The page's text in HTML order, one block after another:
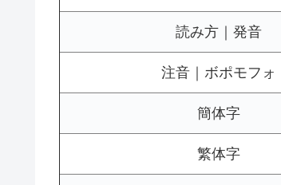
読み方｜発音
注音｜ボポモフォ
簡体字
繁体字